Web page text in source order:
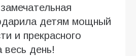
детям мощный
и прекрасного
весь день!